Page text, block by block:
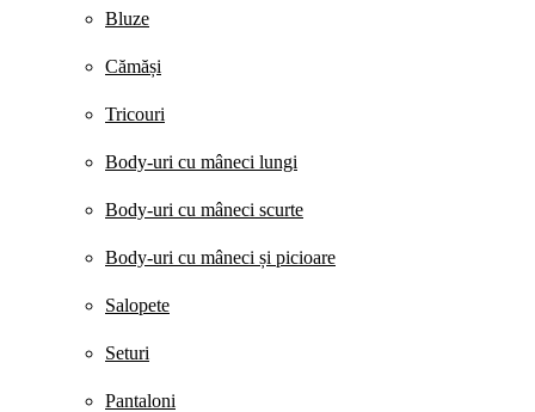
Bluze
Cămăși
Tricouri
Body-uri cu mâneci lungi
Body-uri cu mâneci scurte
Body-uri cu mâneci și picioare
Salopete
Seturi
Pantaloni